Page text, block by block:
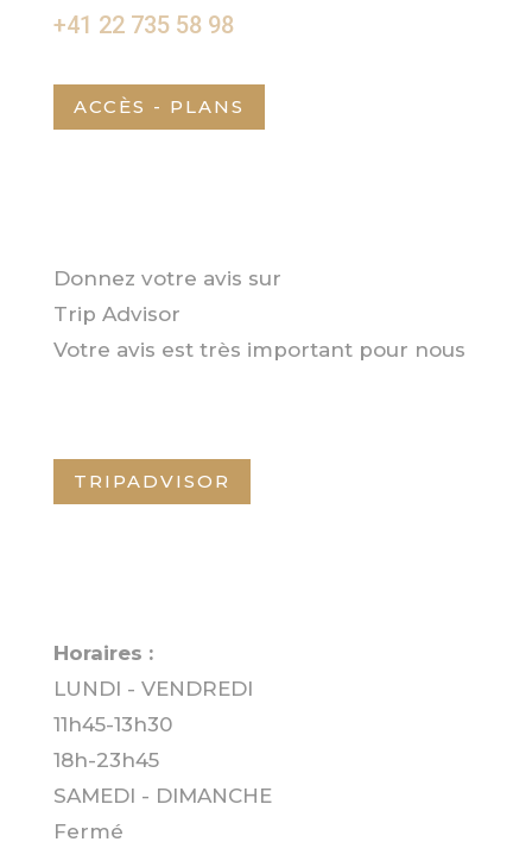
+41 22 735 58 98
ACCÈS - PLANS
Donnez votre avis sur
Trip Advisor
Votre avis est très important pour nous
TRIPADVISOR
Horaires :
LUNDI - VENDREDI
11h45-13h30
18h-23h45
SAMEDI - DIMANCHE
Fermé